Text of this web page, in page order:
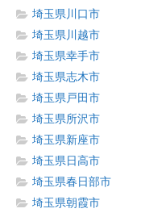
埼玉県川口市
埼玉県川越市
埼玉県幸手市
埼玉県志木市
埼玉県戸田市
埼玉県所沢市
埼玉県新座市
埼玉県日高市
埼玉県春日部市
埼玉県朝霞市